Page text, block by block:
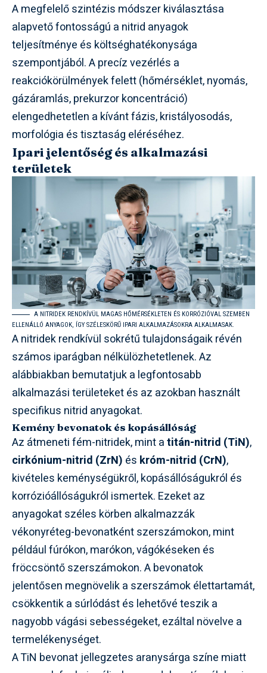
A megfelelő szintézis módszer kiválasztása
alapvető fontosságú a nitrid anyagok
teljesítménye és költséghatékonysága
szempontjából. A precíz vezérlés a
reakciókörülmények felett (hőmérséklet, nyomás,
gázáramlás, prekurzor koncentráció)
elengedhetetlen a kívánt fázis, kristályosodás,
morfológia és tisztaság eléréséhez.
Ipari jelentőség és alkalmazási
területek
A NITRIDEK RENDKÍVÜL MAGAS HŐMÉRSÉKLETEN ÉS KORRÓZIÓVAL SZEMBEN
ELLENÁLLÓ ANYAGOK, ÍGY SZÉLESKÖRŰ IPARI ALKALMAZÁSOKRA ALKALMASAK.
A nitridek rendkívül sokrétű tulajdonságaik révén
számos iparágban nélkülözhetetlenek. Az
alábbiakban bemutatjuk a legfontosabb
alkalmazási területeket és az azokban használt
specifikus nitrid anyagokat.
Kemény bevonatok és kopásállóság
Az átmeneti fém-nitridek, mint atitán-nitrid (TiN),
cirkónium-nitrid (ZrN) és króm-nitrid (CrN),
kivételes keménységükről, kopásállóságukról és
korrózióállóságukról ismertek. Ezeket az
anyagokat széles körben alkalmazzák
vékonyréteg-bevonatként szerszámokon, mint
például fúrókon, marókon, vágókéseken és
fröccsöntő szerszámokon. A bevonatok
jelentősen megnövelik a szerszámok élettartamát,
csökkentik a súrlódást és lehetővé teszik a
nagyobb vágási sebességeket, ezáltal növelve a
termelékenységet.
A TiN bevonat jellegzetes aranysárga színe miatt